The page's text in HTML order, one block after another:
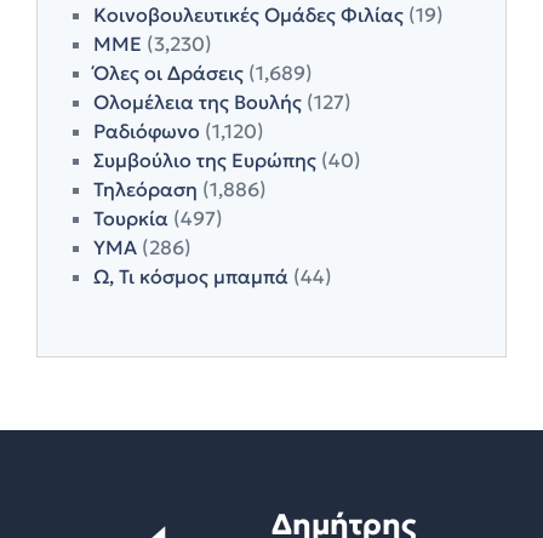
Κοινοβουλευτικές Ομάδες Φιλίας (19)
ΜΜΕ (3,230)
Όλες οι Δράσεις (1,689)
Ολομέλεια της Βουλής (127)
Ραδιόφωνο (1,120)
Συμβούλιο της Ευρώπης (40)
Τηλεόραση (1,886)
Τουρκία (497)
ΥΜΑ (286)
Ω, Τι κόσμος μπαμπά (44)
Δημήτρης